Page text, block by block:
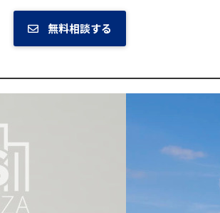
無料相談する